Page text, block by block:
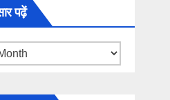
पढ़ें